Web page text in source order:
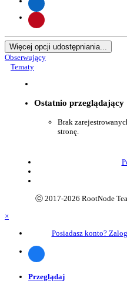
Więcej opcji udostępniania...
Obserwujący
Tematy
Ostatnio przeglądający
Brak
stronę.
ⓒ 2017-2026 RootNode
×
Posiadasz konto?
Przeglądaj